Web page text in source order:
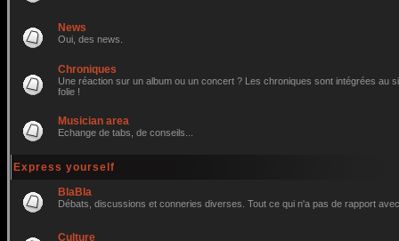
News
Oui, des news.
Chroniques
Une réaction sur un album ou un concert ? Les chroniques sont intégrées au
folie !
Musician area
Echange de tabs, de conseils...
Express yourself
BlaBla
Débats, discussions et conneries diverses. Tout ce qui n'a pas de rapport
Culture